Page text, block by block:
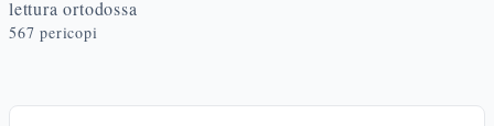
lettura ortodossa
567 pericopi